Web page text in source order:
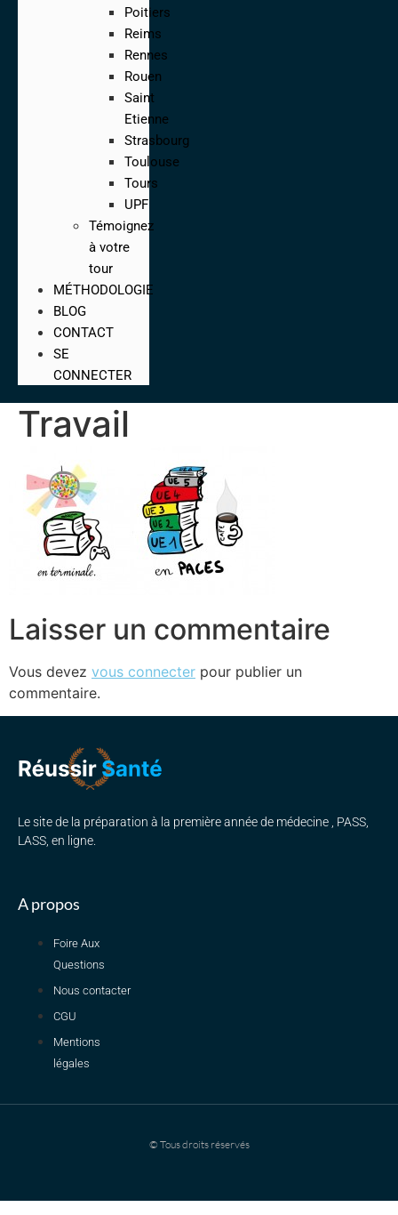
Poitiers
Reims
Rennes
Rouen
Saint
Etienne
Strasbourg
Toulouse
Tours
UPF
Témoignez
à votre
tour
MÉTHODOLOGIE
BLOG
CONTACT
SE
CONNECTER
Travail
Laisser un commentaire
Vous devez vous connecter pour publier un
commentaire.
Le site de la préparation à la première année de médecine , PASS,
LASS, en ligne.
A propos
Foire Aux
Questions
Nous contacter
CGU
Mentions
légales
© Tous droits réservés